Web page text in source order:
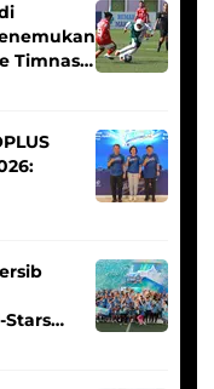
Timnas
Stars